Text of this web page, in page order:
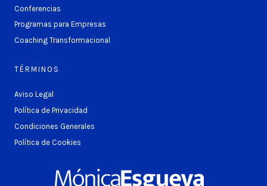
Conferencias
Programas para Empresas
Coaching Transformacional
TÉRMINOS
Aviso Legal
Política de Privacidad
Condiciones Generales
Política de Cookies